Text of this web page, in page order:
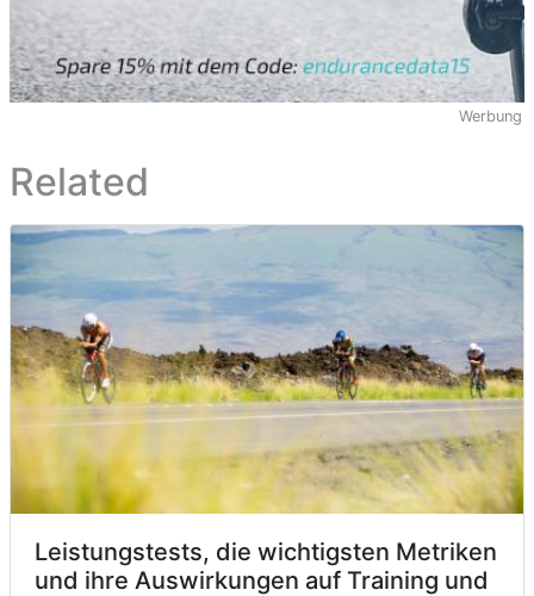
Werbung
Related
Leistungstests, die wichtigsten Metriken
und ihre Auswirkungen auf Training und